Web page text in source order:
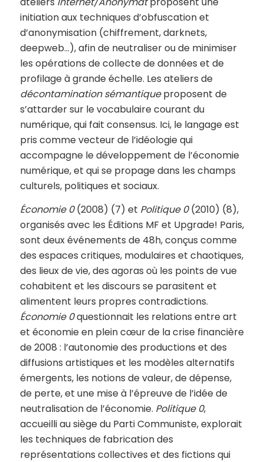
initiation aux techniques d’obfuscation et
d’anonymisation (chiffrement, darknets,
deepweb…), afin de neutraliser ou de minimiser
les opérations de collecte de données et de
profilage à grande échelle. Les ateliers de
décontamination sémantiqueproposent de
s’attarder sur le vocabulaire courant du
numérique, qui fait consensus. Ici, le langage est
pris comme vecteur de l’idéologie qui
accompagne le développement de l’économie
numérique, et qui se propage dans les champs
culturels, politiques et sociaux.
Économie 0(2008) (7) et Politique 0(2010) (8),
organisés avec les Éditions MF et Upgrade! Paris,
sont deux événements de 48h, conçus comme
des espaces critiques, modulaires et chaotiques,
des lieux de vie, des agoras où les points de vue
cohabitent et les discours se parasitent et
alimentent leurs propres contradictions.
Économie 0questionnait les relations entre art
et économie en plein cœur de la crise financière
de 2008 : l’autonomie des productions et des
diffusions artistiques et les modèles alternatifs
émergents, les notions de valeur, de dépense,
de perte, et une mise à l’épreuve de l’idée de
neutralisation de l’économie. Politique 0,
accueilli au siège du Parti Communiste, explorait
les techniques de fabrication des
représentations collectives et des fictions qui